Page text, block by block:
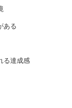
ある
る達成感